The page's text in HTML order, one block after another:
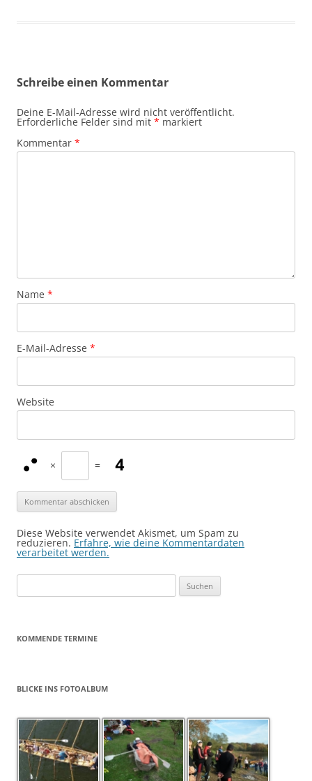
Schreibe einen Kommentar
Deine E-Mail-Adresse wird nicht veröffentlicht.
Erforderliche Felder sind mit * markiert
Kommentar *
Name *
E-Mail-Adresse *
Website
× =
Diese Website verwendet Akismet, um Spam zu
reduzieren. Erfahre, wie deine Kommentardaten
verarbeitet werden.
nach:
KOMMENDE TERMINE
BLICKE INS FOTOALBUM